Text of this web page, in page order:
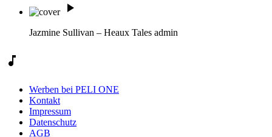
play_arrow
Jazmine Sullivan – Heaux Tales admin
music_note
Werben bei PELI ONE
Kontakt
Impressum
Datenschutz
AGB